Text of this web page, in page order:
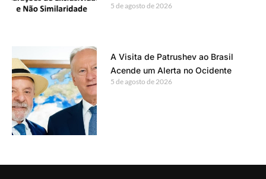
5 de agosto de 2026
A Visita de Patrushev ao Brasil
Acende um Alerta no Ocidente
5 de agosto de 2026